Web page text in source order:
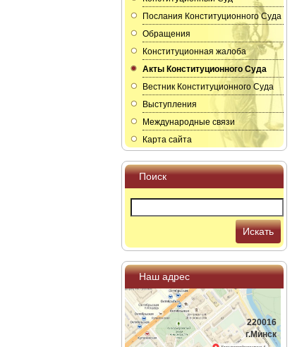
Послания Конституционного Суда
Обращения
Конституционная жалоба
Акты Конституционного Суда
Вестник Конституционного Суда
Выступления
Международные связи
Карта сайта
Поиск
Искать
Наш адрес
220016
г.Минск